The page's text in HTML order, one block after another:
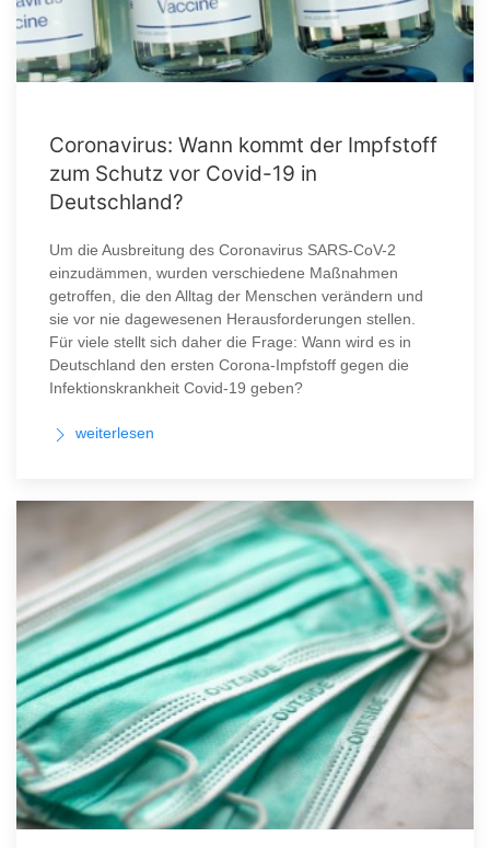
Coronavirus: Wann kommt der Impfstoff
zum Schutz vor Covid-19 in
Deutschland?
Um die Ausbreitung des Coronavirus SARS-CoV-2
einzudämmen, wurden verschiedene Maßnahmen
getroffen, die den Alltag der Menschen verändern und
sie vor nie dagewesenen Herausforderungen stellen.
Für viele stellt sich daher die Frage: Wann wird es in
Deutschland den ersten Corona-Impfstoff gegen die
Infektionskrankheit Covid-19 geben?
weiterlesen